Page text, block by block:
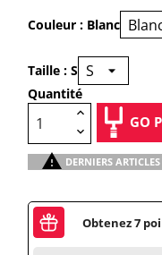
Couleur : Blanc
Taille : S
Quantité
GO
 DERNIERS
Obtenez7